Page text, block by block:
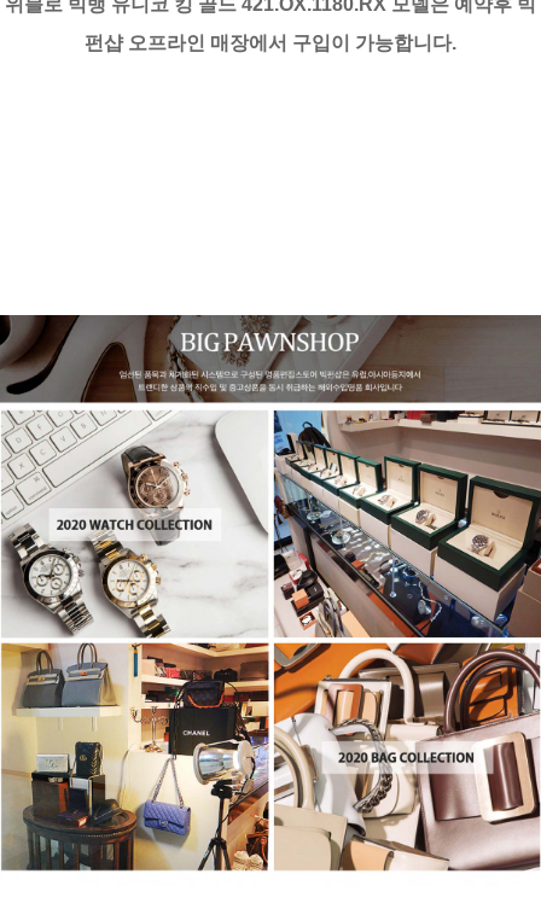
위블로 빅뱅 유니코 킹 골드 421.OX.1180.RX 모델은 예약후 빅
펀샵 오프라인 매장에서 구입이 가능합니다.